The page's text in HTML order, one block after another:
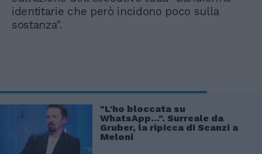
identitarie che però incidono poco sulla
sostanza".
"L'ho bloccata su
WhatsApp...". Surreale da
Gruber, la ripicca di Scanzi a
Meloni